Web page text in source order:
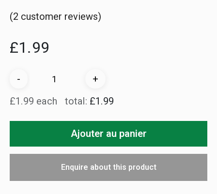
(2 customer reviews)
£1.99
-
Quantité
ressorts
D-
+
£1.99 each
total: £1.99
Ajouter au panier
Enquire about this product